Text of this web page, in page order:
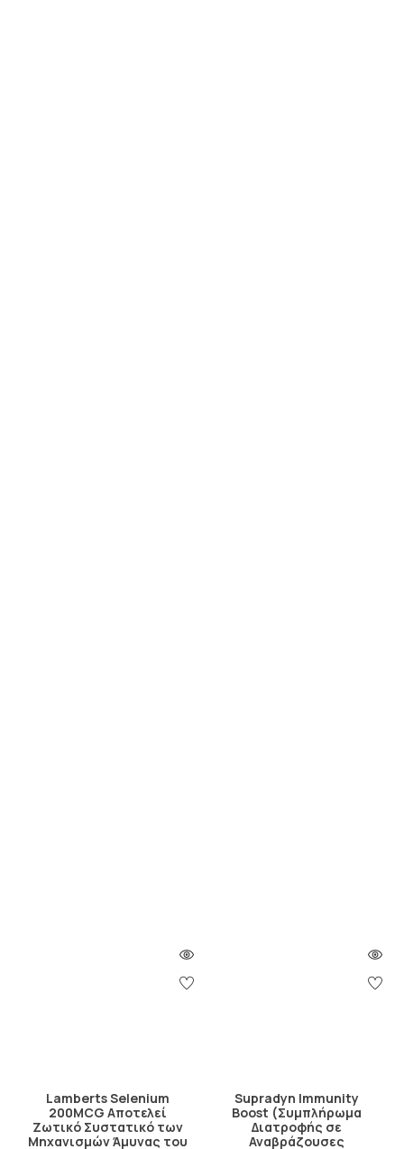
Lamberts Selenium
200MCG Αποτελεί
Ζωτικό Συστατικό των
Μηχανισμών Άμυνας του
Supradyn Immunity
Boost (Συμπλήρωμα
Διατροφής σε
Αναβράζουσες